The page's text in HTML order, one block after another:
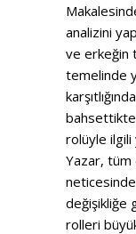
analizini
ve erkeğin
temelinde
rolüyle ilgili
Yazar, tüm
değişikliğe
rolleri